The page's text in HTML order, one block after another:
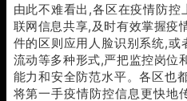
由此不难看出,各区在疫情防
联网信息共享,及时有效掌握疫
件的区则应用人脸识别系统,或
流动等多种形式,严把监控岗位
能力和安全防范水平。各区也
将第一手疫情防控信息更快地